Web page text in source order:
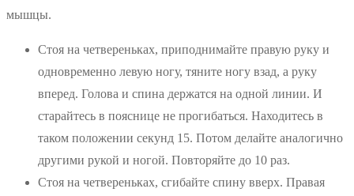
мышцы.
Стоя на четвереньках, приподнимайте правую руку и
одновременно левую ногу, тяните ногу взад, а руку
вперед. Голова и спина держатся на одной линии. И
старайтесь в пояснице не прогибаться. Находитесь в
таком положении секунд 15. Потом делайте аналогично
другими рукой и ногой. Повторяйте до 10 раз.
Стоя на четвереньках, сгибайте спину вверх. Правая